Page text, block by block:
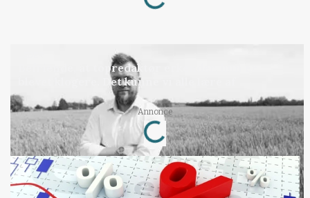
Befriende, at topredaktør erkender, hun er
blevet klogere. Det kunne vi alle lære af
Annonce
Loading...